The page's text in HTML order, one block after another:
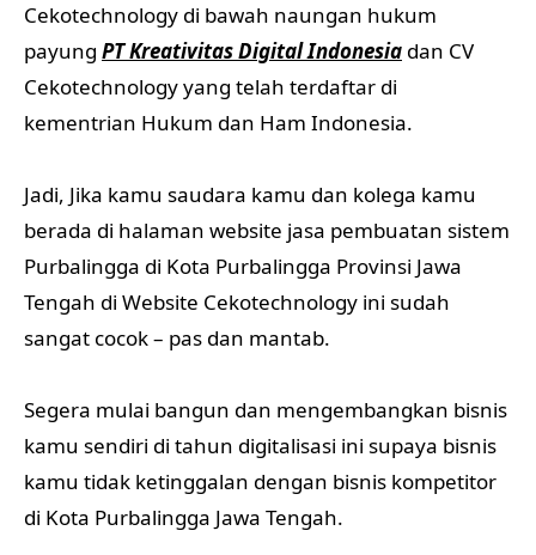
Cekotechnology di bawah naungan hukum
payung PT Kreativitas Digital Indonesia dan CV
Cekotechnology yang telah terdaftar di
kementrian Hukum dan Ham Indonesia.
Jadi, Jika kamu saudara kamu dan kolega kamu
berada di halaman website jasa pembuatan sistem
Purbalingga di Kota Purbalingga Provinsi Jawa
Tengah di Website Cekotechnology ini sudah
sangat cocok – pas dan mantab.
Segera mulai bangun dan mengembangkan bisnis
kamu sendiri di tahun digitalisasi ini supaya bisnis
kamu tidak ketinggalan dengan bisnis kompetitor
di Kota Purbalingga Jawa Tengah.